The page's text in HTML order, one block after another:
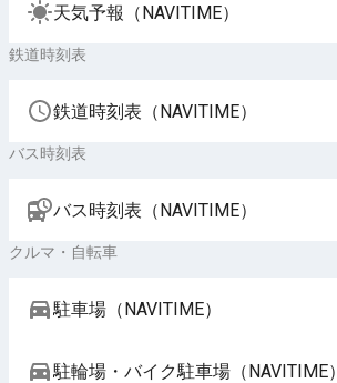
天気予報（NAVITIME）
鉄道時刻表
鉄道時刻表（NAVITIME）
バス時刻表
バス時刻表（NAVITIME）
クルマ・自転車
駐車場（NAVITIME）
駐輪場・バイク駐車場（NAVITIME）